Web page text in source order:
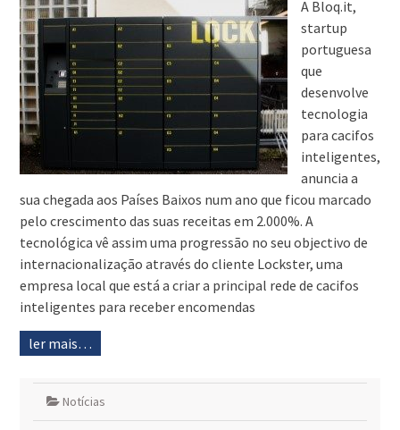
A Bloq.it,
startup
portuguesa
que
desenvolve
tecnologia
para cacifos
inteligentes,
anuncia a
sua chegada aos Países Baixos num ano que ficou marcado
pelo crescimento das suas receitas em 2.000%. A
tecnológica vê assim uma progressão no seu objectivo de
internacionalização através do cliente Lockster, uma
empresa local que está a criar a principal rede de cacifos
inteligentes para receber encomendas
ler mais…
Notícias